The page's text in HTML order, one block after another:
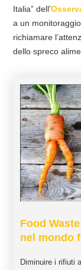
Italia” dell’
a un
richiamare
dello spreco
Food
nel mondo
Diminuire i rifiuti